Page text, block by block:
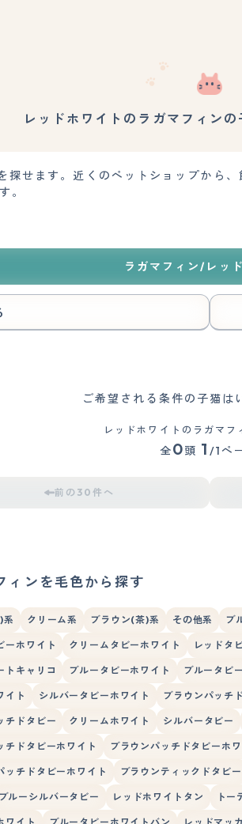
レッドホワイトのラガマフィン
探せます。近くのペットショップから
。
ラガマフィン/レッ
ご希望される条件の子猫は
レッドホワイトのラガマフ
全0頭 1 /1ペ
前の30件へ
ィンを毛色から探す
系 クリーム系 ブラウン(茶)系 その他系 ブ
ーホワイト クリームタビーホワイト レッドタ
トキャリコ ブルータビーホワイト ブルータビー
イト シルバータビーホワイト ブラウンパッチ
チドタビー クリームホワイト シルバータビー
チドタビーホワイト ブラウンパッチドタビーホ
ッチドタビーホワイト ブラウンティックドタビー
ブルーシルバータビー レッドホワイトタン トー